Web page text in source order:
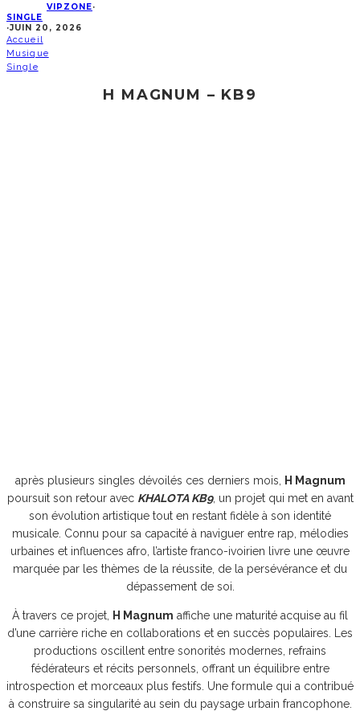
VIPZONE·
SINGLE
·JUIN 20, 2026
Accueil
Musique
Single
H MAGNUM – KB9
après plusieurs singles dévoilés ces derniers mois,
H Magnum
poursuit son retour avec KHALOTA KB9, un projet qui met en avant
son évolution artistique tout en restant fidèle à son identité
musicale. Connu pour sa capacité à naviguer entre rap, mélodies
urbaines et influences afro, l’artiste franco-ivoirien livre une œuvre
marquée par les thèmes de la réussite, de la persévérance et du
dépassement de soi.
À travers ce projet, H Magnum affiche une maturité acquise au fil
d’une carrière riche en collaborations et en succès populaires. Les
productions oscillent entre sonorités modernes, refrains
fédérateurs et récits personnels, offrant un équilibre entre
introspection et morceaux plus festifs. Une formule qui a contribué
à construire sa singularité au sein du paysage urbain francophone.